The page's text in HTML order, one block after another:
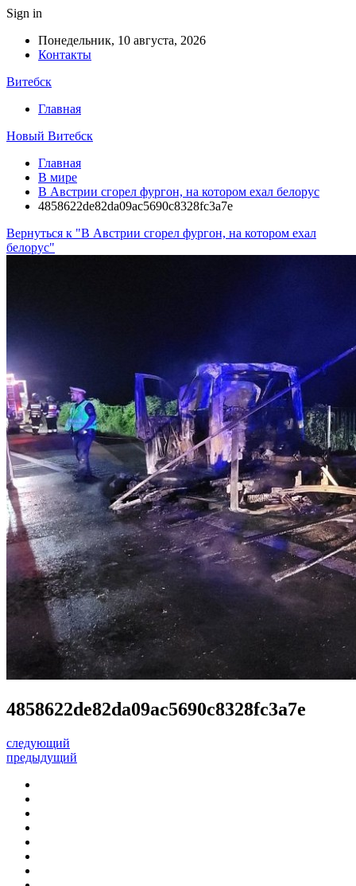
Sign in
Понедельник, 10 августа, 2026
Контакты
Витебск
Главная
Новый Витебск
Главная
В мире
В Австрии сгорел фургон, на котором ехал белорус
4858622de82da09ac5690c8328fc3a7e
Вернуться к "В Австрии сгорел фургон, на котором ехал
белорус"
4858622de82da09ac5690c8328fc3a7e
следующий
предыдущий